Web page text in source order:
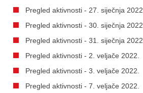
Pregled aktivnosti - 27. siječnja 2022.
Pregled aktivnosti - 30. siječnja 2022.
Pregled aktivnosti - 31. siječnja 2022.
Pregled aktivnosti - 2. veljače 2022.
Pregled aktivnosti - 3. veljače 2022.
Pregled aktivnosti - 7. veljače 2022.